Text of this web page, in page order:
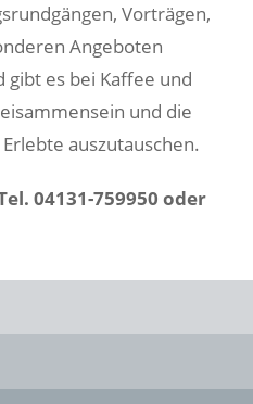
Vorträgen,
Angeboten
es bei Kaffee und
und die
auszutauschen.
04131-759950 oder